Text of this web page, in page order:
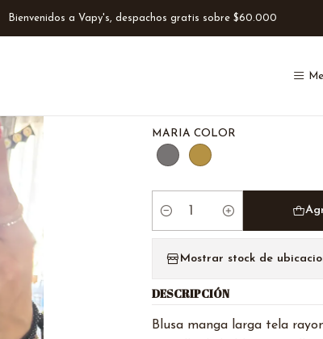
Bienvenidos a Vapy's, despachos gratis sobre $60.000
Inicio Catálogo Poleras y Blusas Blusas Maria Blusa
Maria Blusa
MARIA COLOR
Cantidad
Mostrar stock de
DESCRIPCIÓN
Blusa manga larga tela